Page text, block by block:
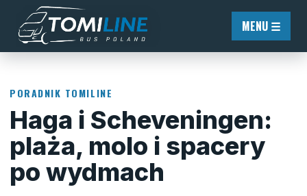
Przejdź do treści
MENU ☰
PORADNIK TOMILINE
Haga i Scheveningen:
plaża, molo i spacery
po wydmach